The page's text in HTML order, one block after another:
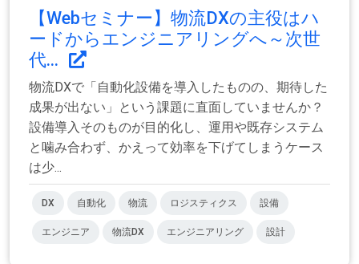
【Webセミナー】物流DXの主役はハ
ードからエンジニアリングへ～次世
代...
物流DXで「自動化設備を導入したものの、期待した
成果が出ない」という課題に直面していませんか？
設備導入そのものが目的化し、運用や既存システム
と噛み合わず、かえって効率を下げてしまうケース
は少...
DX 自動化 物流 ロジスティクス 設備
エンジニア 物流DX エンジニアリング 設計